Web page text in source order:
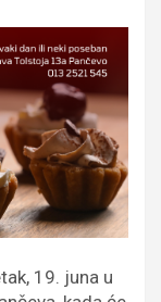
19. juna u